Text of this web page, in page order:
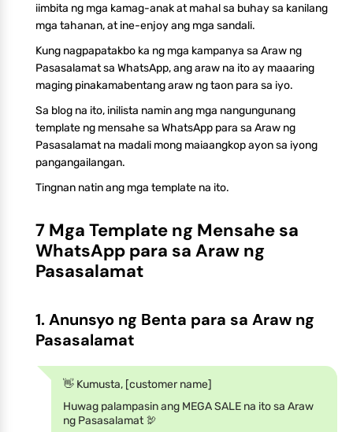
iimbita ng mga kamag-anak at mahal sa buhay sa kanilang
mga tahanan, at ine-enjoy ang mga sandali.
Kung nagpapatakbo ka ng mga kampanya sa Araw ng
Pasasalamat sa WhatsApp, ang araw na ito ay maaaring
maging pinakamabentang araw ng taon para sa iyo.
Sa blog na ito, inilista namin ang mga nangungunang
template ng mensahe sa WhatsApp para sa Araw ng
Pasasalamat na madali mong maiaangkop ayon sa iyong
pangangailangan.
Tingnan natin ang mga template na ito.
7 Mga Template ng Mensahe sa
WhatsApp para sa Araw ng
Pasasalamat
1. Anunsyo ng Benta para sa Araw ng
Pasasalamat
👋 Kumusta, [customer name]
Huwag palampasin ang MEGA SALE na ito sa Araw
ng Pasasalamat 🦃